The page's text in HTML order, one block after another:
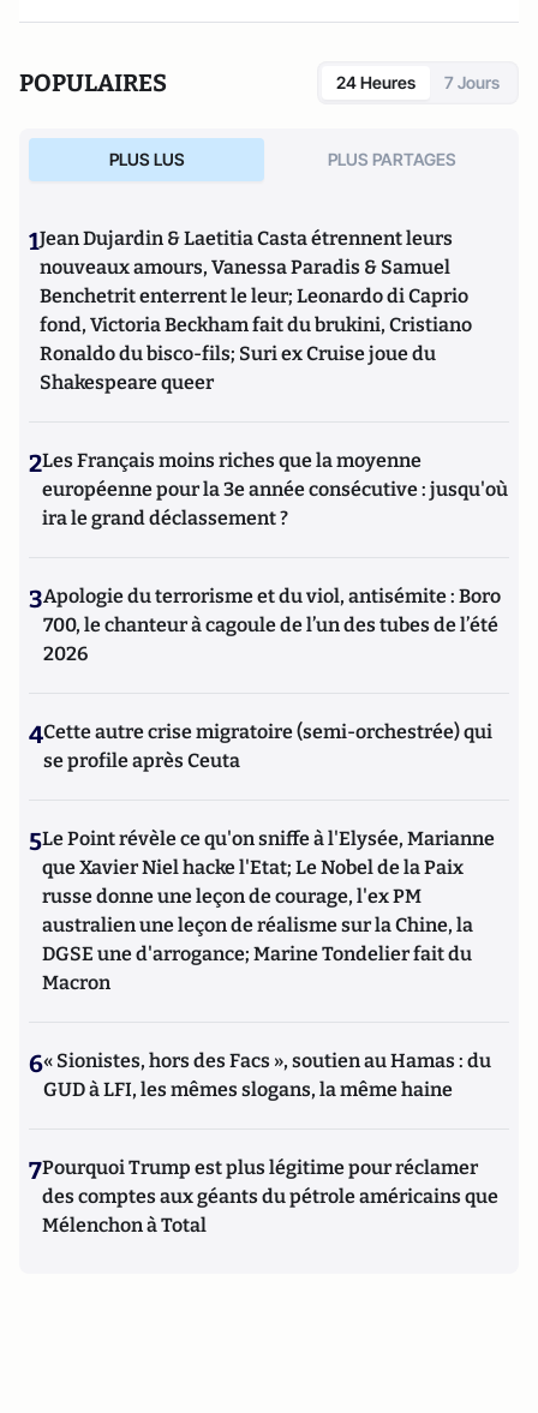
POPULAIRES 24 Heures 7 Jours
PLUS LUS PLUS PARTAGES
1Jean Dujardin & Laetitia Casta étrennent leurs
nouveaux amours, Vanessa Paradis & Samuel
Benchetrit enterrent le leur; Leonardo di Caprio
fond, Victoria Beckham fait du brukini, Cristiano
Ronaldo du bisco-fils; Suri ex Cruise joue du
Shakespeare queer
2Les Français moins riches que la moyenne
européenne pour la 3e année consécutive : jusqu'où
ira le grand déclassement ?
3Apologie du terrorisme et du viol, antisémite : Boro
700, le chanteur à cagoule de l’un des tubes de l’été
2026
4Cette autre crise migratoire (semi-orchestrée) qui
se profile après Ceuta
5Le Point révèle ce qu'on sniffe à l'Elysée, Marianne
que Xavier Niel hacke l'Etat; Le Nobel de la Paix
russe donne une leçon de courage, l'ex PM
australien une leçon de réalisme sur la Chine, la
DGSE une d'arrogance; Marine Tondelier fait du
Macron
6« Sionistes, hors des Facs », soutien au Hamas : du
GUD à LFI, les mêmes slogans, la même haine
7Pourquoi Trump est plus légitime pour réclamer
des comptes aux géants du pétrole américains que
Mélenchon à Total